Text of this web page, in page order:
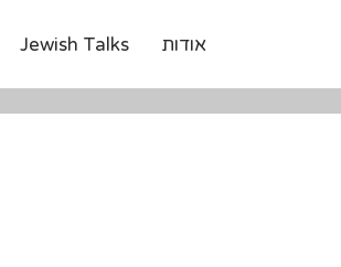
אודות Jewish Talks